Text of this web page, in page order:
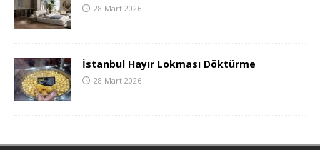
28 Mart 2026
İstanbul Hayır Lokması Döktürme
28 Mart 2026